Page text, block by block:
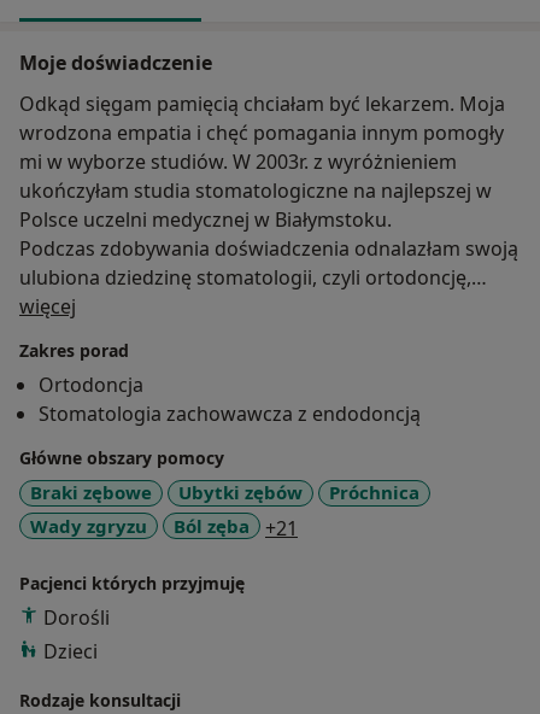
Moje doświadczenie
Odkąd sięgam pamięcią chciałam być lekarzem. Moja
wrodzona empatia i chęć pomagania innym pomogły
mi w wyborze studiów. W 2003r. z wyróżnieniem
ukończyłam studia stomatologiczne na najlepszej w
Polsce uczelni medycznej w Białymstoku.
Podczas zdobywania doświadczenia odnalazłam swoją
ulubiona dziedzinę stomatologii, czyli ortodoncję,
którą zajmuję się na co dzień w mojej klinice. Od
która od zawsze była moją pasją.
Poza pracą uwielbiam podróżować, najlepiej w
połączeniu z nurkowaniem, uczyć się śpiewu i rysunku,
czytać oraz poznawać ludzi.
więcej
Zakres porad
Ortodoncja
Stomatologia zachowawcza z endodoncją
Główne obszary pomocy
Braki zębowe Ubytki zębów
Próchnica
Wady zgryzu
Ból zęba +21
Pacjenci których przyjmuję
Dorośli
Dzieci
Rodzaje konsultacji